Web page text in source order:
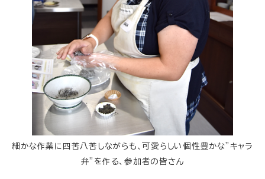
細かな作業に四苦八苦しながらも、可愛らしい個性豊かな”キャラ
弁”を作る、参加者の皆さん